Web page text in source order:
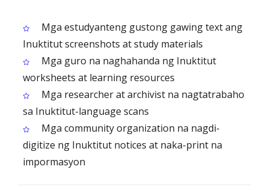
Mga estudyanteng gustong gawing text ang
Inuktitut screenshots at study materials
Mga guro na naghahanda ng Inuktitut
worksheets at learning resources
Mga researcher at archivist na nagtatrabaho
sa Inuktitut-language scans
Mga community organization na nagdi-
digitize ng Inuktitut notices at naka-print na
impormasyon